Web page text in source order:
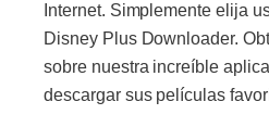
Internet. Simplemente elija
Disney Plus Downloader.
sobre nuestra increíble
descargar sus películas